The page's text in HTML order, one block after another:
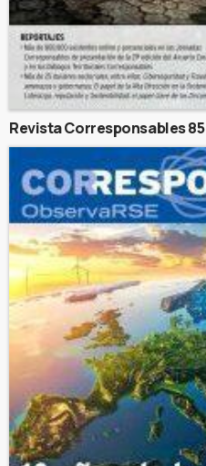
Revista Corresponsables 85